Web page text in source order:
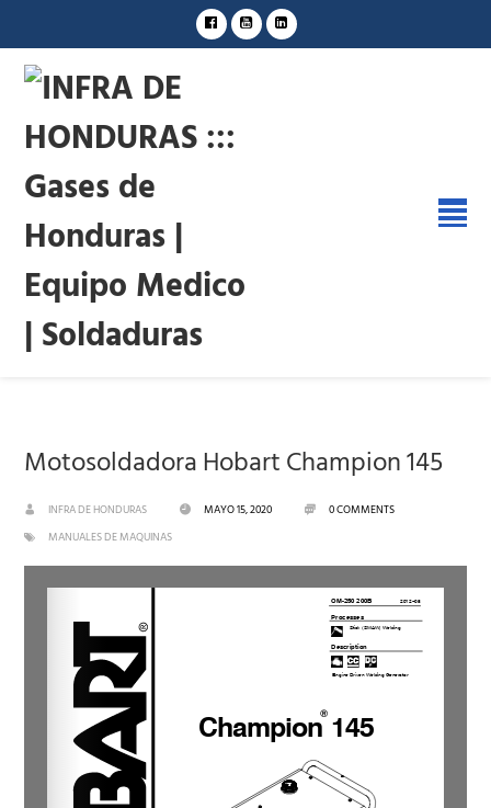
Motosoldadora Hobart Champion 145
INFRA DE HONDURAS MAYO 15, 2020
0 COMMENTS
MANUALES DE MAQUINAS